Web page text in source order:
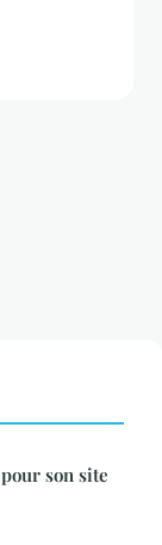
son site